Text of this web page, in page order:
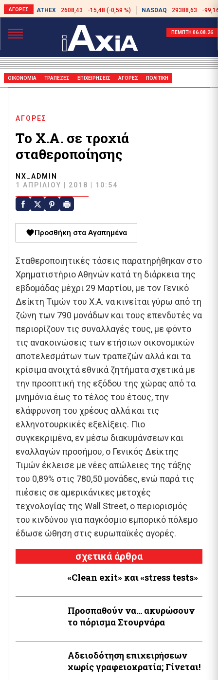
ATHEX 2608,43 -15,48 (-0,59 %) NASDAQ 29388,63 -
ΠΕΜΠΤΗ 06.08.26
ΟΙΚΟΝΟΜΙΑ ΤΡΑΠΕΖΕΣ ΕΠΙΧΕΙΡΗΣΕΙΣ ΑΓΟΡΕΣ ΠΟΛΙΤΙΚΗ
ΑΓΟΡΕΣ
Το Χ.Α. σε τροχιά
σταθεροποίησης
NX_ADMIN
1 ΑΠΡΙΛΊΟΥ | 2018 | 10:54
Προσθήκη στα Αγαπημένα
Σταθεροποιητικές τάσεις παρατηρήθηκαν στο
Χρηματιστήριο Αθηνών κατά τη διάρκεια της
εβδομάδας μέχρι 29 Μαρτίου, με τον Γενικό
Δείκτη Τιμών του Χ.Α. να κινείται γύρω από τη
ζώνη των 790 μονάδων και τους επενδυτές να
περιορίζουν τις συναλλαγές τους, με φόντο
τις ανακοινώσεις των ετήσιων οικονομικών
αποτελεσμάτων των τραπεζών αλλά και τα
κρίσιμα ανοιχτά εθνικά ζητήματα σχετικά με
την προοπτική της εξόδου της χώρας από τα
μνημόνια έως το τέλος του έτους, την
ελάφρυνση του χρέους αλλά και τις
ελληνοτουρκικές εξελίξεις. Πιο
συγκεκριμένα, εν μέσω διακυμάνσεων και
εναλλαγών προσήμου, ο Γενικός Δείκτης
Τιμών έκλεισε με νέες απώλειες της τάξης
του 0,89% στις 780,50 μονάδες, ενώ παρά τις
πιέσεις σε αμερικάνικες μετοχές
τεχνολογίας της Wall Street, ο περιορισμός
του κινδύνου για παγκόσμιο εμπορικό πόλεμο
έδωσε ώθηση στις ευρωπαϊκές αγορές.
σχετικά άρθρα
«Clean exit» και «stress tests»
Προσπαθούν να… ακυρώσουν
το πόρισμα Στουρνάρα
Αδειοδότηση επιχειρήσεων
χωρίς γραφειοκρατία; Γίνεται!